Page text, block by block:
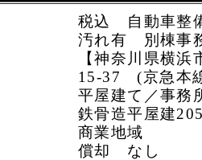
税込 自動車整
汚れ有 別棟事
【神奈川県横
15-37 (京急本
平屋建て／事務
鉄骨造平屋建
商業地域
償却 なし